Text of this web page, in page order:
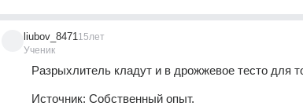
liubov_8471
Ученик
15лет
Разрыхлитель кладут и в дрожжевое тесто для
Источник: Собственный опыт.